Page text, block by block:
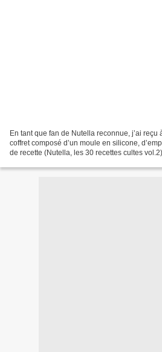
En tant que fan de Nutella reconnue, j’ai reçu
coffret composé d’un moule en silicone,
de recette (Nutella, les 30 recettes cultes